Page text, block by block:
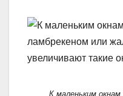
К маленьким